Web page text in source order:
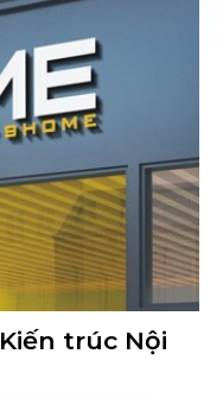
trúc Nội